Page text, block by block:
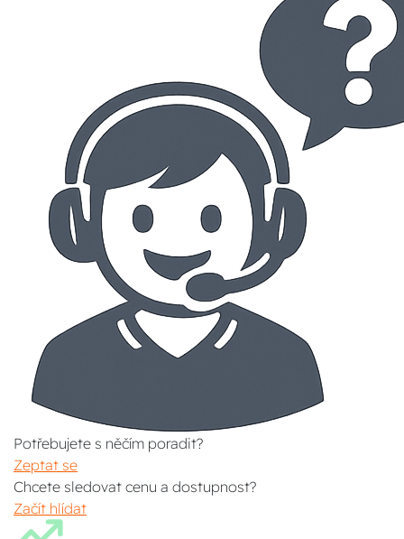
Potřebujete s něčím poradit?
Zeptat se
Chcete sledovat cenu a dostupnost?
Začít hlídat